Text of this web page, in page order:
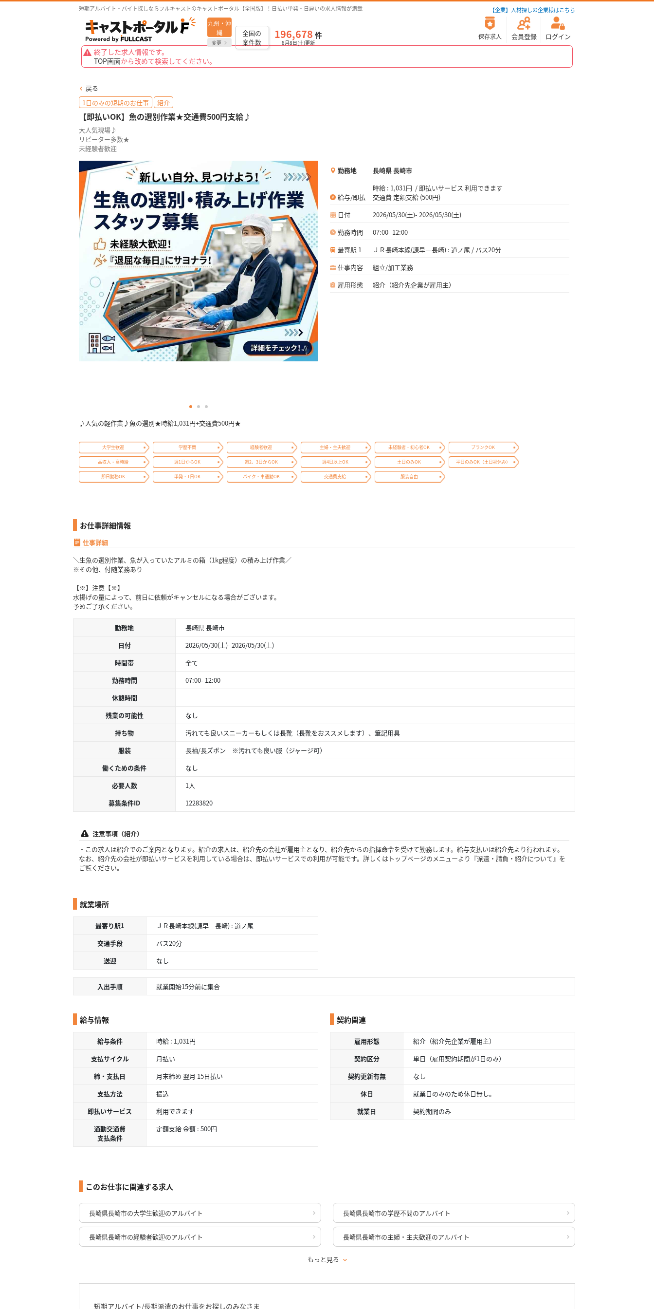
短期アルバイト・バイト探しならフルキャストのキャストポータル【全国版】！日払い単発・日雇いの求人情報が満載 【企業】人材探しの企業様はこちら
九州・沖
縄
変更
全国の
案件数
196,678 件
8月8日(土)更新
保存求人 会員登録 ログイン
終了した求人情報です。
TOP画面から改めて検索してください。
戻る
1日のみの短期のお仕事
紹介
【即払いOK】魚の選別作業★交通費500円支給♪
大人気現場♪
リピーター多数★
未経験者歓迎
1 2 3
♪人気の軽作業♪魚の選別★時給1,031円+交通費500円★
勤務地 長崎県 長崎市
給与/即払
時給 : 1,031円 / 即払いサービス 利用できます
交通費 定額支給 (500円)
日付
2026/05/30(土)- 2026/05/30(土)
勤務時間
07:00- 12:00
最寄駅 1
ＪＲ長崎本線(諌早－長崎) : 道ノ尾 / バス20分
仕事内容
組立/加工業務
雇用形態
紹介（紹介先企業が雇用主）
大学生歓迎 学歴不問 経験者歓迎 主婦・主夫歓迎 未経験者・初心者OK ブランクOK
高収入・高時給 週1日からOK 週2、3日からOK 週4日以上OK 土日のみOK 平日のみOK（土日祝休み）
即日勤務OK 単発・1日OK バイク・車通勤OK 交通費支給 服装自由
お仕事詳細情報
仕事詳細
＼生魚の選別作業、魚が入っていたアルミの箱（1kg程度）の積み上げ作業／
※その他、付随業務あり
【※】注意【※】
水揚げの量によって、前日に依頼がキャンセルになる場合がございます。
予めご了承ください。
勤務地
長崎県 長崎市
日付
2026/05/30(土)- 2026/05/30(土)
時間帯
全て
勤務時間
07:00- 12:00
休憩時間
残業の可能性
なし
持ち物
汚れても良いスニーカーもしくは長靴（長靴をおススメします）、筆記用具
服装
長袖/長ズボン ※汚れても良い服（ジャージ可）
働くための条件
なし
必要人数
1人
募集条件ID
12283820
注意事項（紹介）
・この求人は紹介でのご案内となります。紹介の求人は、紹介先の会社が雇用主となり、紹介先からの指揮命令を受けて勤務します。給与支払いは紹介先より行われます。
なお、紹介先の会社が即払いサービスを利用している場合は、即払いサービスでの利用が可能です。詳しくはトップページのメニューより『派遣・請負・紹介について』を
ご覧ください。
就業場所
最寄り駅1
ＪＲ長崎本線(諌早－長崎) : 道ノ尾
交通手段
バス20分
送迎
なし
入出手順 就業開始15分前に集合
給与情報
給与条件
時給 : 1,031円
支払サイクル
月払い
締・支払日
月末締め 翌月 15日払い
支払方法
振込
即払いサービス
利用できます
通勤交通費
支払条件
定額支給 金額 : 500円
契約関連
雇用形態
紹介（紹介先企業が雇用主）
契約区分
単日（雇用契約期間が1日のみ）
契約更新有無
なし
休日
就業日のみのため休日無し。
就業日
契約期間のみ
このお仕事に関連する求人
長崎県長崎市の大学生歓迎のアルバイト
長崎県長崎市の経験者歓迎のアルバイト
長崎県長崎市の学歴不問のアルバイト
長崎県長崎市の主婦・主夫歓迎のアルバイト
もっと見る
短期アルバイト/長期派遣のお仕事をお探しのみなさま